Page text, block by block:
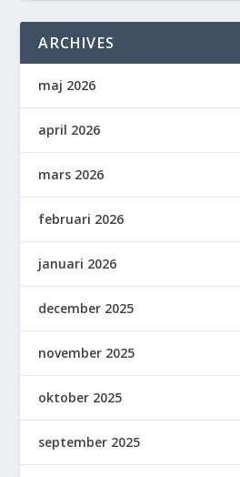
ARCHIVES
maj 2026
april 2026
mars 2026
februari 2026
januari 2026
december 2025
november 2025
oktober 2025
september 2025